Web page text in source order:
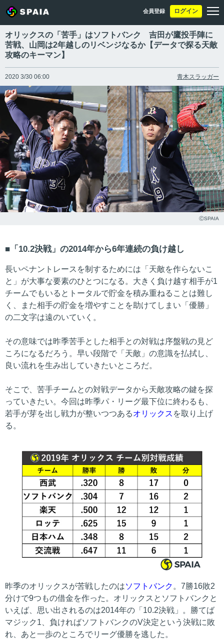
会員登録 ログイン
オリックスの「苦手」はソフトバンク 吉田が鷹投手陣に
苦戦、山岡は2年越しのリベンジなるか【データで探る天敵
攻略のキーマン】
2020 3/30 06:00 青木スラッガー
ⒸSPAIA
「10.2決戦」の2014年から6年連続の負け越し
長いペナントレースを制するためには「天敵を作らないこ
と」が大事な要素のひとつになる。大きく負け越す相手が1
チームでもいるとトータルで貯金を積み重ねることは難し
く、また相手の貯金を増やすことを助けてしまい「優勝」
の二文字は遠のいていく。
その意味では昨季苦手とした相手との対戦は序盤戦の見ど
ころになるだろう。早い段階で「天敵」の意識を払拭し、
良い流れを生み出していきたいところだ。
そこで、苦手チームとの対戦データから天敵攻略の鍵を探
っていきたい。今回は昨季パ・リーグ最下位に終わるも、
若手が芽を出し戦力が整いつつあるオリックス を取り上げ
る。
昨季のオリックスが苦戦したのはソフトバンク 。7勝16敗2
分けで9つもの借金を作った。オリックスとソフトバンクと
いえば、思い出されるのは2014年の「10.2決戦」。勝てば
マジック1、負ければソフトバンクのV決定という決戦に敗
れ、あと一歩のところでリーグ優勝を逃した。